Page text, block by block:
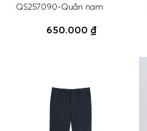
QS257090-Quần nam
650.000 ₫